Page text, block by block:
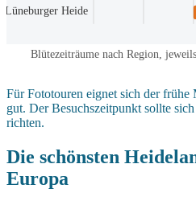
Lüneburger Heide
Blütezeiträume nach Region,
Für Fototouren eignet sich der frühe
gut. Der Besuchszeitpunkt sollte
richten.
Die schönsten
Europa